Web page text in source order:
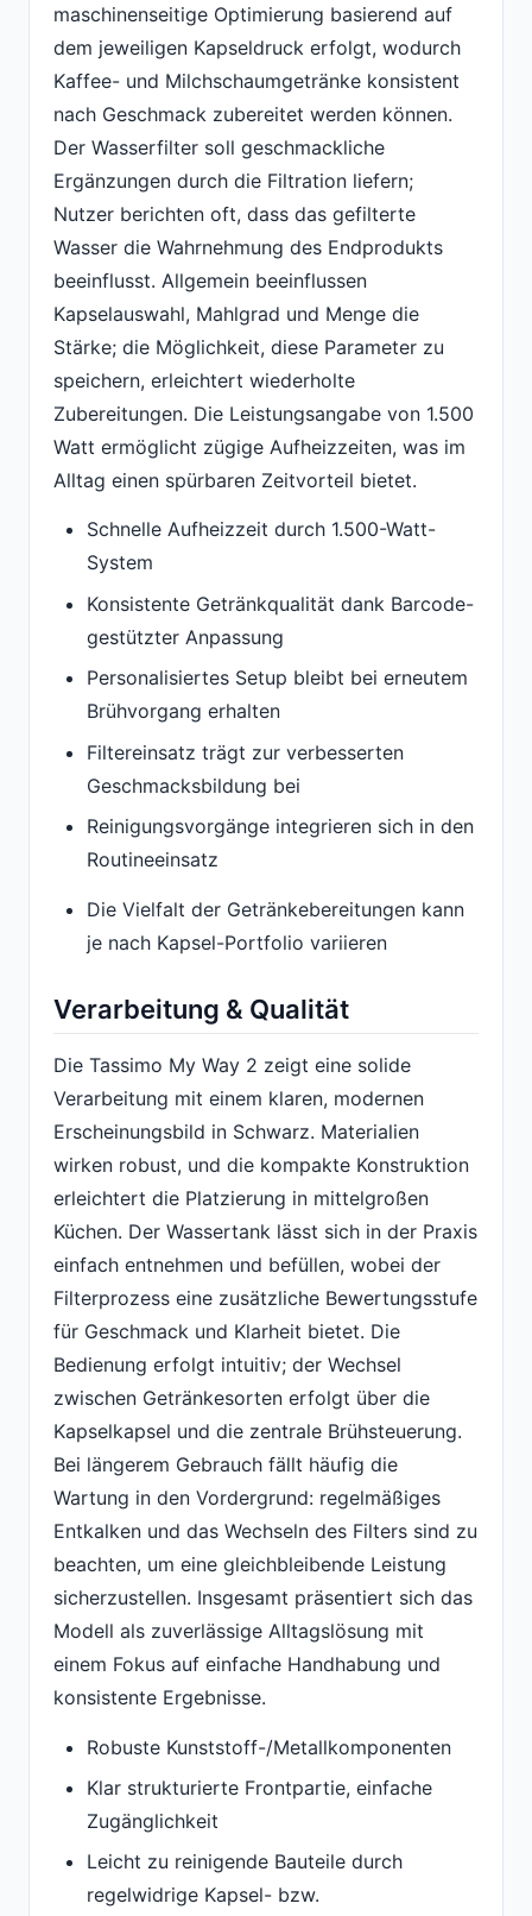
maschinenseitige Optimierung basierend auf
dem jeweiligen Kapseldruck erfolgt, wodurch
Kaffee- und Milchschaumgetränke konsistent
nach Geschmack zubereitet werden können.
Der Wasserfilter soll geschmackliche
Ergänzungen durch die Filtration liefern;
Nutzer berichten oft, dass das gefilterte
Wasser die Wahrnehmung des Endprodukts
beeinflusst. Allgemein beeinflussen
Kapselauswahl, Mahlgrad und Menge die
Stärke; die Möglichkeit, diese Parameter zu
speichern, erleichtert wiederholte
Zubereitungen. Die Leistungsangabe von 1.500
Watt ermöglicht zügige Aufheizzeiten, was im
Alltag einen spürbaren Zeitvorteil bietet.
Schnelle Aufheizzeit durch 1.500-Watt-
System
Konsistente Getränkqualität dank Barcode-
gestützter Anpassung
Personalisiertes Setup bleibt bei erneutem
Brühvorgang erhalten
Filtereinsatz trägt zur verbesserten
Geschmacksbildung bei
Reinigungsvorgänge integrieren sich in den
Routineeinsatz
Die Vielfalt der Getränkebereitungen kann
je nach Kapsel-Portfolio variieren
Verarbeitung & Qualität
Die Tassimo My Way 2 zeigt eine solide
Verarbeitung mit einem klaren, modernen
Erscheinungsbild in Schwarz. Materialien
wirken robust, und die kompakte Konstruktion
erleichtert die Platzierung in mittelgroßen
Küchen. Der Wassertank lässt sich in der Praxis
einfach entnehmen und befüllen, wobei der
Filterprozess eine zusätzliche Bewertungsstufe
für Geschmack und Klarheit bietet. Die
Bedienung erfolgt intuitiv; der Wechsel
zwischen Getränkesorten erfolgt über die
Kapselkapsel und die zentrale Brühsteuerung.
Bei längerem Gebrauch fällt häufig die
Wartung in den Vordergrund: regelmäßiges
Entkalken und das Wechseln des Filters sind zu
beachten, um eine gleichbleibende Leistung
sicherzustellen. Insgesamt präsentiert sich das
Modell als zuverlässige Alltagslösung mit
einem Fokus auf einfache Handhabung und
konsistente Ergebnisse.
Robuste Kunststoff-/Metallkomponenten
Klar strukturierte Frontpartie, einfache
Zugänglichkeit
Leicht zu reinigende Bauteile durch
regelwidrige Kapsel- bzw.